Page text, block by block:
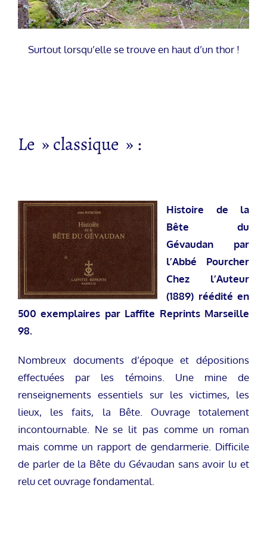
Surtout lorsqu’elle se trouve en haut d’un thor !
Le » classique » :
Histoire de la
Bête du
Gévaudan par
l’Abbé Pourcher
Chez l’Auteur
(1889) réédité en
500 exemplaires par Laffite Reprints Marseille
98.
Nombreux documents d’époque et dépositions
effectuées par les témoins. Une mine de
renseignements essentiels sur les victimes, les
lieux, les faits, la Bête. Ouvrage totalement
incontournable. Ne se lit pas comme un roman
mais comme un rapport de gendarmerie. Difficile
de parler de la Bête du Gévaudan sans avoir lu et
relu cet ouvrage fondamental.